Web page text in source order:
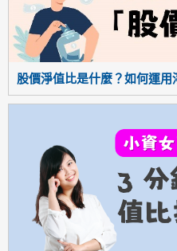
股價淨值比是什麼？如何運用